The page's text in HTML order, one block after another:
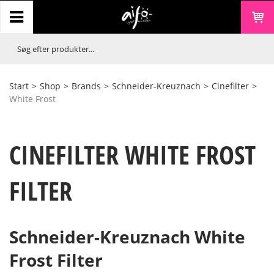
Start > Shop > Brands > Schneider-Kreuznach > Cinefilter >
White Frost
CINEFILTER WHITE FROST
FILTER
Schneider-Kreuznach White
Frost Filter